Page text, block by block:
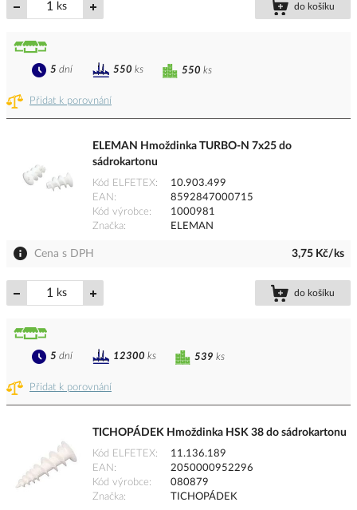
ks do košíku
Přidat k porovnání
550 ks
5 dní 550 ks
ELEMAN Hmoždinka TURBO-N 7x25 do
sádrokartonu
Kód ELFETEX
10.903.499
EAN
8592847000715
Kód výrobce
1000981
Značka
ELEMAN
Cena s DPH 3,75 Kč/ks
ks do košíku
Přidat k porovnání
539 ks
5 dní 12300 ks
TICHOPÁDEK Hmoždinka HSK 38 do sádrokartonu
Kód ELFETEX
11.136.189
EAN
2050000952296
Kód výrobce
080879
Značka
TICHOPÁDEK